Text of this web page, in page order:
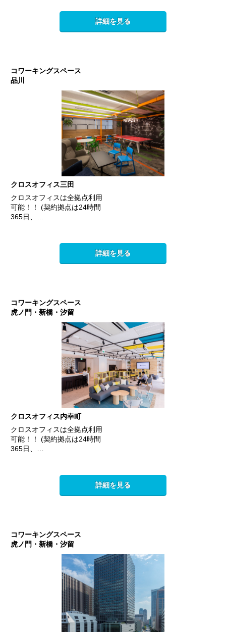
詳細を見る
コワーキングスペース
品川
クロスオフィス三田
クロスオフィスは全拠点利用
可能！！ (契約拠点は24時間
365日、…
詳細を見る
コワーキングスペース
虎ノ門・新橋・汐留
クロスオフィス内幸町
クロスオフィスは全拠点利用
可能！！ (契約拠点は24時間
365日、…
詳細を見る
コワーキングスペース
虎ノ門・新橋・汐留